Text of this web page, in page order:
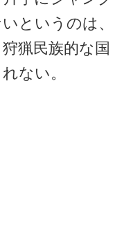
というのは、
猟民族的な国
ない。